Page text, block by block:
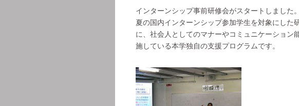
インターンシップ事前研修会がスタートしました。
夏の国内インターンシップ参加学生を対象にした
に、社会人としてのマナーやコミュニケーション
施している本学独自の支援プログラムです。